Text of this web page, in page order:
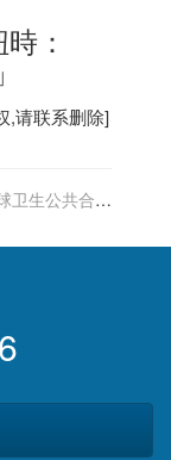
：
,请联系删除]
卫生公共合作